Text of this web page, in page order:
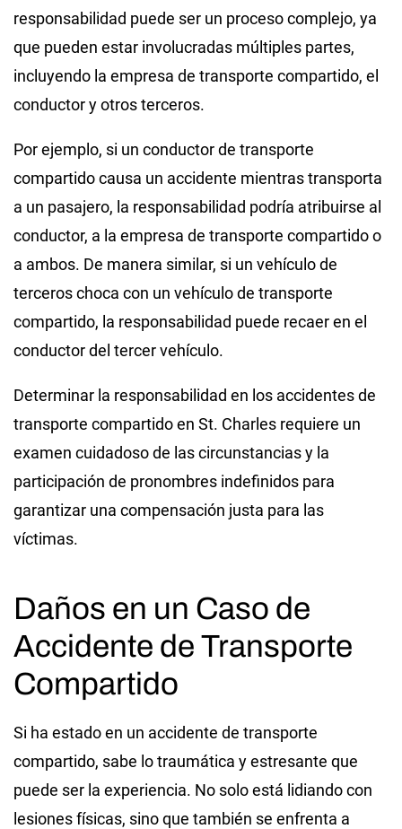
responsabilidad puede ser un proceso complejo, ya
que pueden estar involucradas múltiples partes,
incluyendo la empresa de transporte compartido, el
conductor y otros terceros.
Por ejemplo, si un conductor de transporte
compartido causa un accidente mientras transporta
a un pasajero, la responsabilidad podría atribuirse al
conductor, a la empresa de transporte compartido o
a ambos. De manera similar, si un vehículo de
terceros choca con un vehículo de transporte
compartido, la responsabilidad puede recaer en el
conductor del tercer vehículo.
Determinar la responsabilidad en los accidentes de
transporte compartido en St. Charles requiere un
examen cuidadoso de las circunstancias y la
participación de pronombres indefinidos para
garantizar una compensación justa para las
víctimas.
Daños en un Caso de
Accidente de Transporte
Compartido
Si ha estado en un accidente de transporte
compartido, sabe lo traumática y estresante que
puede ser la experiencia. No solo está lidiando con
lesiones físicas, sino que también se enfrenta a